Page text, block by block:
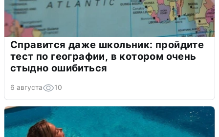
Справится даже школьник: пройдите
тест по географии, в котором очень
стыдно ошибиться
6 августа 10